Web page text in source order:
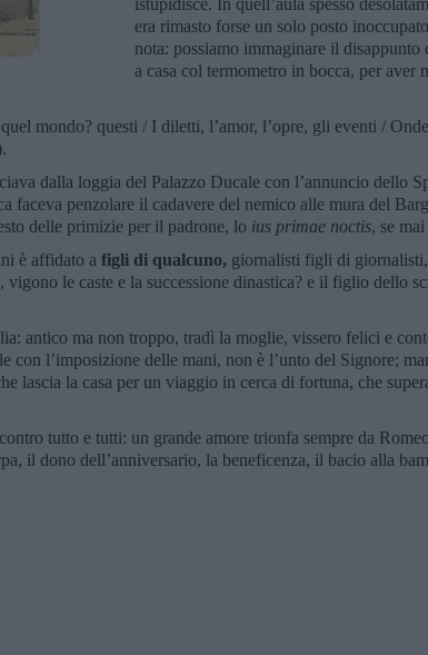
era rimasto forse un solo posto
nota: possiamo immaginare il disappunto
a casa col termometro in bocca, per aver
mondo? questi / I diletti, l’amor, l’opre, gli eventi /
dalla loggia del Palazzo Ducale con l’annuncio dello
faceva penzolare il cadavere del nemico alle mura del
delle primizie per il padrone, lo ius primae noctis, se
è affidato a figli di qualcuno, giornalisti figli di
vigono le caste e la successione dinastica? e il figlio dello
antico ma non troppo, tradì la moglie, vissero felici e
con l’imposizione delle mani, non è l’unto del Signore;
lascia la casa per un viaggio in cerca di fortuna, che
tutto e tutti: un grande amore trionfa sempre da
il dono dell’anniversario, la beneficenza, il bacio alla